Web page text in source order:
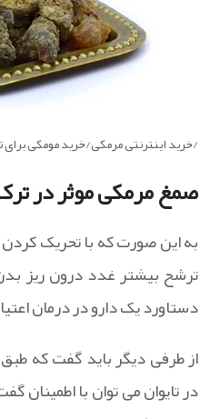
/خرید اینترنتی مرمکی/خرید مومکی
صمغ مرمکی موثر در
به این صورت که با تحریک
ترشح بیشتر غدد درون ریز
دستاورد یک دارو در درمان
از طرفی دیگر باید گفت که
در تایوان می توان با